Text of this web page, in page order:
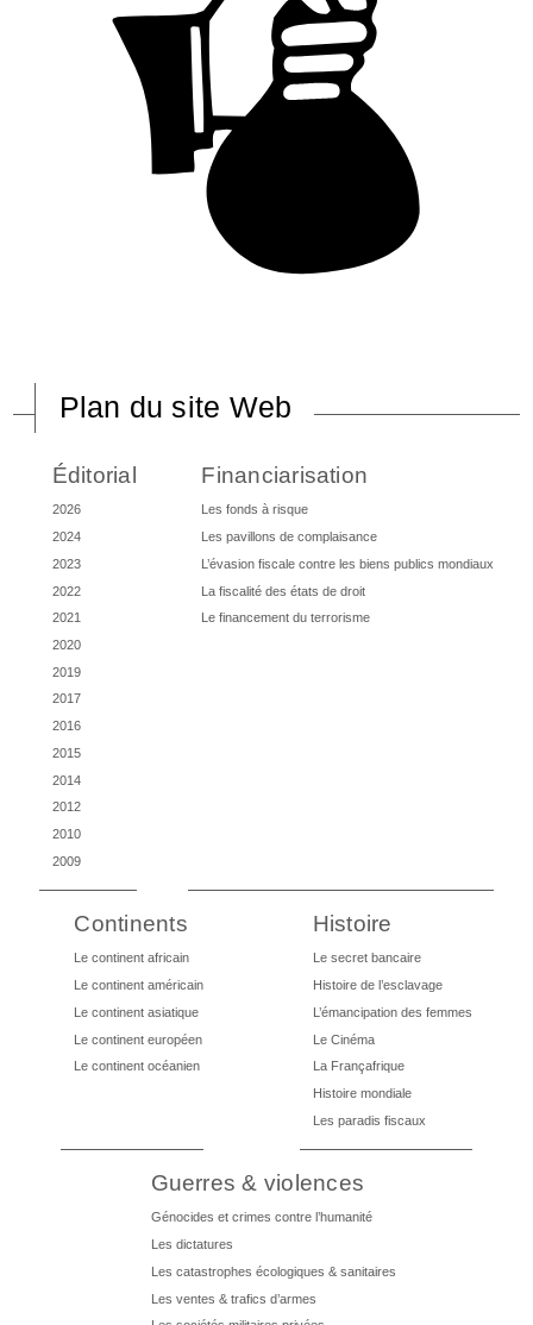
Plan du site Web
Éditorial
2026
2024
2023
2022
2021
2020
2019
2017
2016
2015
2014
2012
2010
2009
Financiarisation
Les fonds à risque
Les pavillons de complaisance
L’évasion fiscale contre les biens publics mondiaux
La fiscalité des états de droit
Le financement du terrorisme
Continents
Le continent africain
Le continent américain
Le continent asiatique
Le continent européen
Le continent océanien
Histoire
Le secret bancaire
Histoire de l’esclavage
L’émancipation des femmes
Le Cinéma
La Françafrique
Histoire mondiale
Les paradis fiscaux
Guerres & violences
Génocides et crimes contre l’humanité
Les dictatures
Les catastrophes écologiques & sanitaires
Les ventes & trafics d’armes